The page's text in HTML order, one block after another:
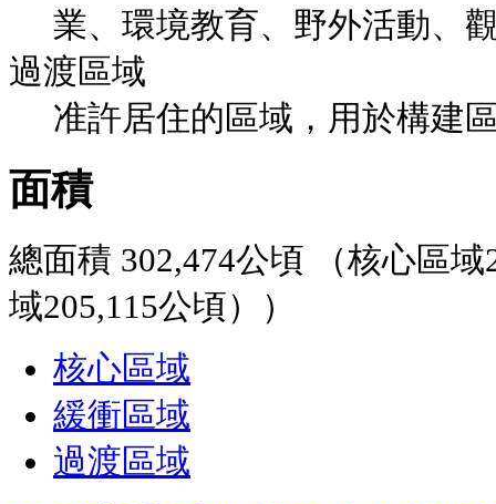
業、環境教育、野外活動、
過渡區域
准許居住的區域，用於構建
面積
總面積 302,474公頃 （核心區
域205,115公頃））
核心區域
緩衝區域
過渡區域